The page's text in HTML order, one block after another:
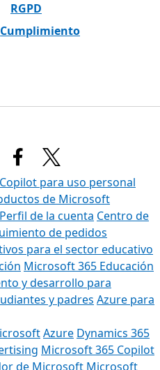
RGPD
Cumplimiento
Copilot para uso personal
de Microsoft
Perfil de la cuenta Centro de
de pedidos
para el sector educativo
Microsoft 365 Educación
y desarrollo para
y padres Azure para
Azure Dynamics 365
Microsoft 365 Copilot
de Microsoft Microsoft